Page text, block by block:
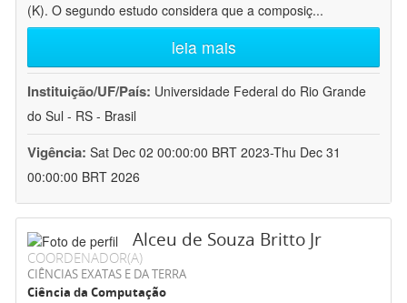
(K). O segundo estudo considera que a composiç...
leia mais
Instituição/UF/País: Universidade Federal do Rio Grande
do Sul - RS - Brasil
Vigência: Sat Dec 02 00:00:00 BRT 2023-Thu Dec 31
00:00:00 BRT 2026
Alceu de Souza Britto Jr
COORDENADOR(A)
CIÊNCIAS EXATAS E DA TERRA
Ciência da Computação